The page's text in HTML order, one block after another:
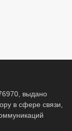
выдано
в сфере связи,